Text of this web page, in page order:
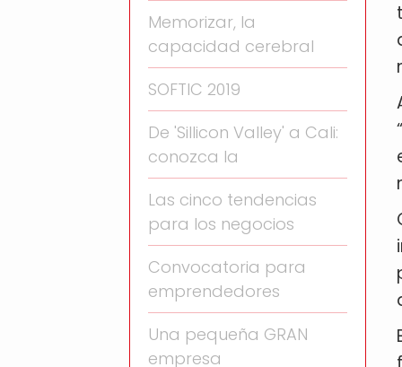
Memorizar, la
capacidad cerebral
SOFTIC 2019
De 'Sillicon Valley' a Cali:
conozca la
Las cinco tendencias
para los negocios
Convocatoria para
emprendedores
Una pequeña GRAN
empresa